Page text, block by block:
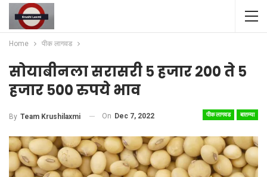
Home पीक लागवड
सोयाबीनला सरासरी ५ हजार २०० ते ५
हजार ५०० रुपये भाव
पीक लागवड बातम्या
By Team Krushilaxmi On Dec 7, 2022